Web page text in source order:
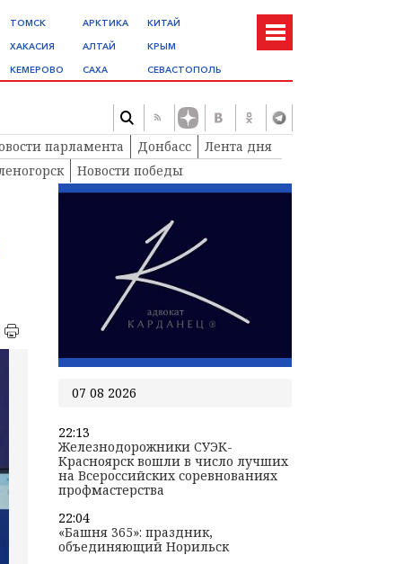
ТОМСК
ХАКАСИЯ
КЕМЕРОВО
АРКТИКА
АЛТАЙ
САХА
КИТАЙ
КРЫМ
СЕВАСТОПОЛЬ
парламента Донбасс
Лента дня
Новости победы
07 08 2026
22:13
Железнодорожники СУЭК-
Красноярск вошли в число лучших
на Всероссийских соревнованиях
профмастерства
22:04
«Башня 365»: праздник,
объединяющий Норильск